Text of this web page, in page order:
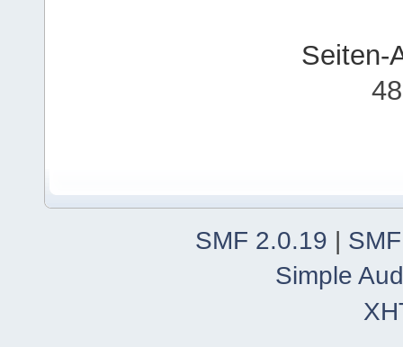
Seiten-
SMF 2.0.19 |
Simple